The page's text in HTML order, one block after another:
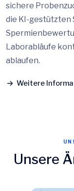
sichere
die KI-gestützten
Laborabläufe
ablaufen.
Weitere
Unsere